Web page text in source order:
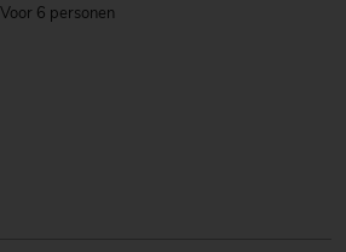
Voor 6 personen